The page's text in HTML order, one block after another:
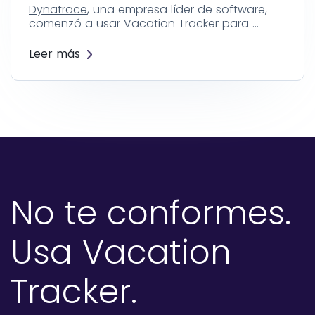
Dynatrace, una empresa líder de software,
comenzó a usar Vacation Tracker para …
Leer más
No te conformes.
Usa Vacation
Tracker.